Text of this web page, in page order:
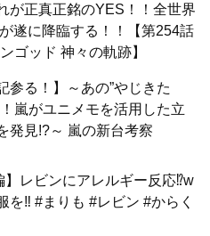
が正真正銘のYES！！全世界
遂に降臨する！！【第254話
ゴッド 神々の軌跡】
参る！】～あの”やじきた
嵐がユニメモを活用した立
発見!?～ 嵐の新台考察
】レビンにアレルギー反応⁉w
を‼ #まりも #レビン #からく